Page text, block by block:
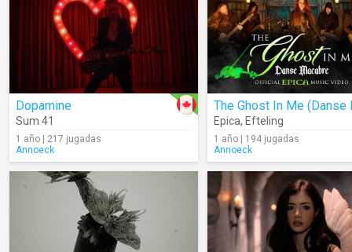
Dopamine
Sum 41
1 año | 217 jugadas
Annoeck
Epica, Efteling
1 año | 194 jugadas
Annoeck